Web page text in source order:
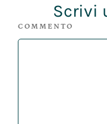
Scrivi
COMMENTO